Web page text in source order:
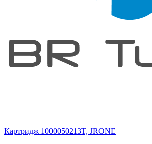
Картридж 1000050213T, JRONE